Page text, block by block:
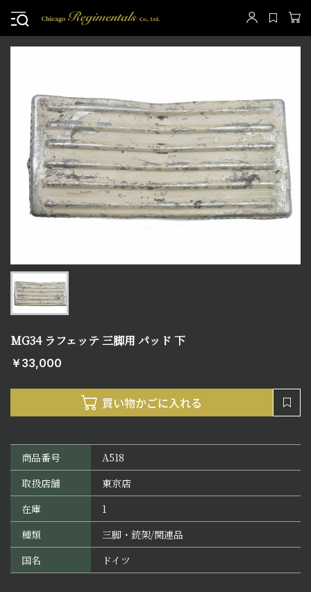
MG34 ラフェッテ 三脚用 パッド 下
￥33,000
商品番号
A518
取扱店舗
東京店
在庫
1
種類
三脚・銃架/関連品
国名
ドイツ